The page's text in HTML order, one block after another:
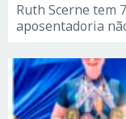
Ruth Scerne tem
aposentadoria